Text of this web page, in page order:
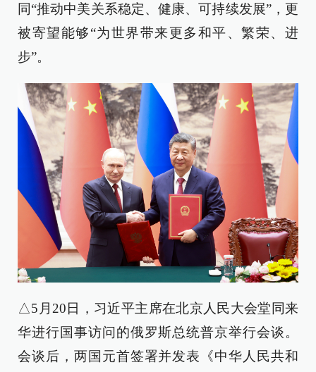
同“推动中美关系稳定、健康、可持续发展”，更
被寄望能够“为世界带来更多和平、繁荣、进
步”。
△5月20日，习近平主席在北京人民大会堂同来
华进行国事访问的俄罗斯总统普京举行会谈。
会谈后，两国元首签署并发表《中华人民共和